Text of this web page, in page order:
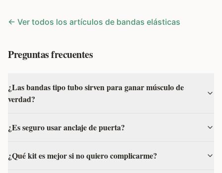
← Ver todos los artículos de bandas elásticas
Preguntas frecuentes
¿Las bandas tipo tubo sirven para ganar músculo de
verdad?
¿Es seguro usar anclaje de puerta?
¿Qué kit es mejor si no quiero complicarme?